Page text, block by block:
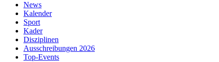
News
Kalender
Sport
Kader
Disziplinen
Ausschreibungen 2026
Top-Events